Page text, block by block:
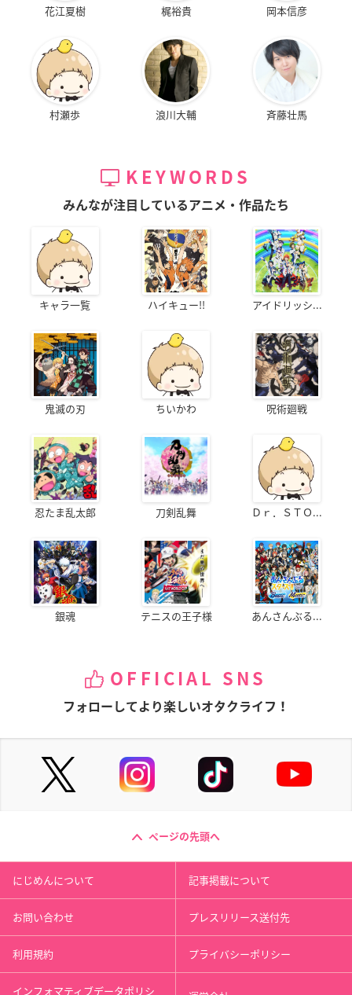
花江夏樹 梶裕貴 岡本信彦
村瀬歩 浪川大輔 斉藤壮馬
KEYWORDS
みんなが注目しているアニメ・作品たち
キャラ一覧 ハイキュー!! アイドリッシ...
鬼滅の刃 ちいかわ 呪術廻戦
忍たま乱太郎 刀剣乱舞 Ｄｒ．ＳＴＯ...
銀魂 テニスの王子様 あんさんぶる...
OFFICIAL SNS
フォローしてより楽しいオタクライフ！
ページの先頭へ
にじめんについて 記事掲載について
お問い合わせ プレスリリース送付先
利用規約 プライバシーポリシー
インフォマティブデータポリシ